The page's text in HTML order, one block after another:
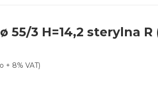
55/3 H=14,2 sterylna
+ 8% VAT)